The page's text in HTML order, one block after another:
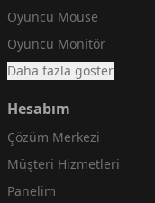
Oyuncu Mouse
Oyuncu Monitör
Daha fazla göster
Hesabım
Çözüm Merkezi
Müşteri Hizmetleri
Panelim